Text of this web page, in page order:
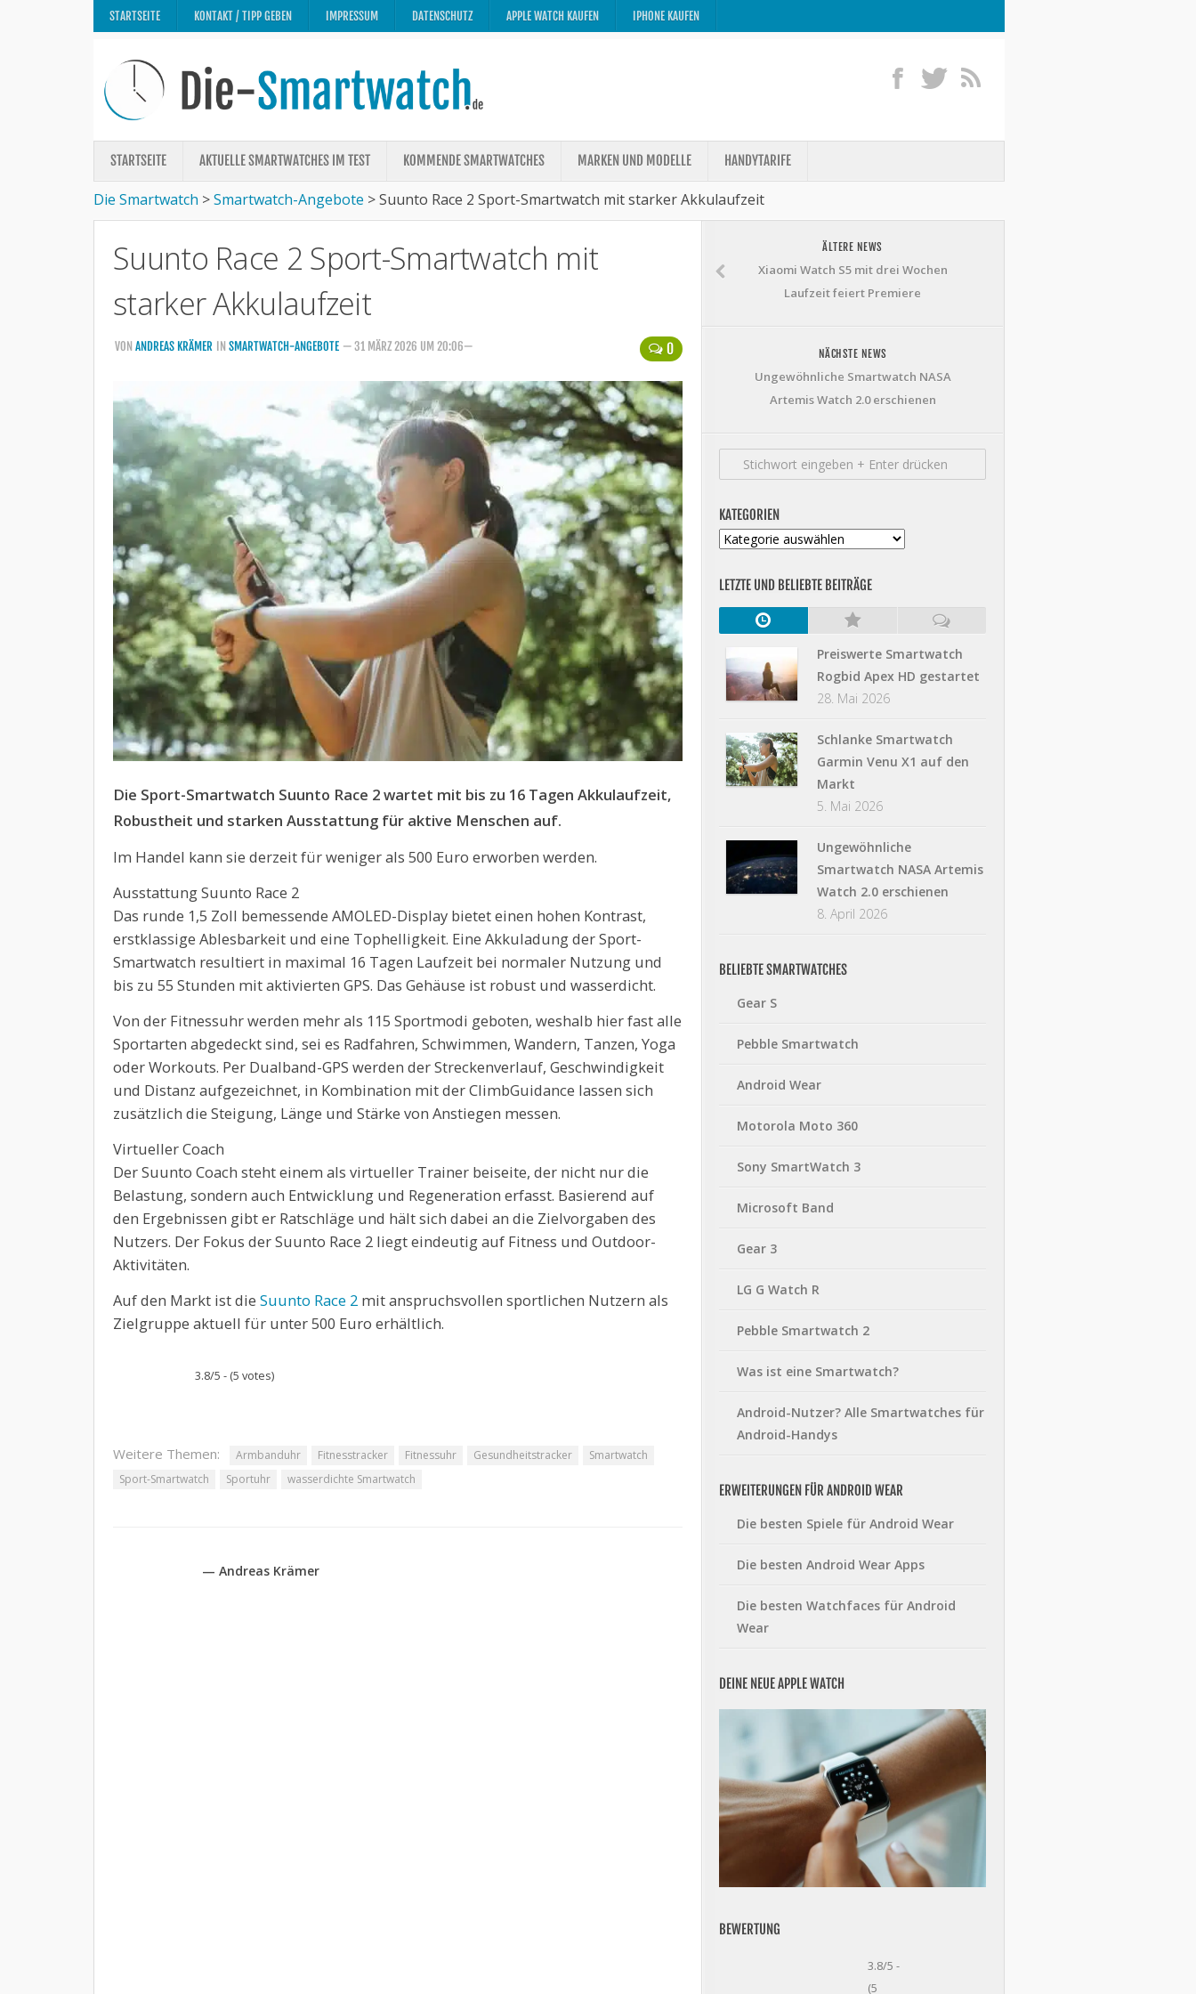
STARTSEITE KONTAKT / TIPP GEBEN IMPRESSUM DATENSCHUTZ APPLE WATCH KAUFEN IPHONE KAUFEN
STARTSEITE AKTUELLE SMARTWATCHES IM TEST KOMMENDE SMARTWATCHES MARKEN UND MODELLE HANDYTARIFE
Die Smartwatch >Smartwatch-Angebote >Suunto Race 2 Sport-Smartwatch mit starker Akkulaufzeit
Suunto Race 2 Sport-Smartwatch mit
starker Akkulaufzeit
0
VON ANDREAS KRÄMER IN SMARTWATCH-ANGEBOTE — 31 MÄRZ 2026 UM 20:06—
Die Sport-Smartwatch Suunto Race 2 wartet mit bis zu 16 Tagen Akkulaufzeit,
Robustheit und starken Ausstattung für aktive Menschen auf.
Im Handel kann sie derzeit für weniger als 500 Euro erworben werden.
Ausstattung Suunto Race 2
Das runde 1,5 Zoll bemessende AMOLED-Display bietet einen hohen Kontrast,
erstklassige Ablesbarkeit und eine Tophelligkeit. Eine Akkuladung der Sport-
Smartwatch resultiert in maximal 16 Tagen Laufzeit bei normaler Nutzung und
bis zu 55 Stunden mit aktivierten GPS. Das Gehäuse ist robust und wasserdicht.
Von der Fitnessuhr werden mehr als 115 Sportmodi geboten, weshalb hier fast alle
Sportarten abgedeckt sind, sei es Radfahren, Schwimmen, Wandern, Tanzen, Yoga
oder Workouts. Per Dualband-GPS werden der Streckenverlauf, Geschwindigkeit
und Distanz aufgezeichnet, in Kombination mit der ClimbGuidance lassen sich
zusätzlich die Steigung, Länge und Stärke von Anstiegen messen.
Virtueller Coach
Der Suunto Coach steht einem als virtueller Trainer beiseite, der nicht nur die
Belastung, sondern auch Entwicklung und Regeneration erfasst. Basierend auf
den Ergebnissen gibt er Ratschläge und hält sich dabei an die Zielvorgaben des
Nutzers. Der Fokus der Suunto Race 2 liegt eindeutig auf Fitness und Outdoor-
Aktivitäten.
Auf den Markt ist die Suunto Race 2 mit anspruchsvollen sportlichen Nutzern als
Zielgruppe aktuell für unter 500 Euro erhältlich.
3.8/5 - (5 votes)
Weitere Themen: Armbanduhr Fitnesstracker Fitnessuhr Gesundheitstracker
Smartwatch
Sport-Smartwatch
Sportuhr wasserdichte Smartwatch
— Andreas Krämer
ÄLTERE NEWS
Xiaomi Watch S5 mit drei Wochen
Laufzeit feiert Premiere
NÄCHSTE NEWS
Ungewöhnliche Smartwatch NASA
Artemis Watch 2.0 erschienen
KATEGORIEN
Kategorien
LETZTE UND BELIEBTE BEITRÄGE
Preiswerte Smartwatch
Rogbid Apex HD gestartet
28. Mai 2026
Schlanke Smartwatch
Garmin Venu X1 auf den
Markt
5. Mai 2026
Ungewöhnliche
Smartwatch NASA Artemis
Watch 2.0 erschienen
8. April 2026
BELIEBTE SMARTWATCHES
Gear S
Pebble Smartwatch
Android Wear
Motorola Moto 360
Sony SmartWatch 3
Microsoft Band
Gear 3
LG G Watch R
Pebble Smartwatch 2
Was ist eine Smartwatch?
Android-Nutzer? Alle Smartwatches für
Android-Handys
ERWEITERUNGEN FÜR ANDROID WEAR
Die besten Spiele für Android Wear
Die besten Android Wear Apps
Die besten Watchfaces für Android
Wear
DEINE NEUE APPLE WATCH
BEWERTUNG
3.8/5 -
(5